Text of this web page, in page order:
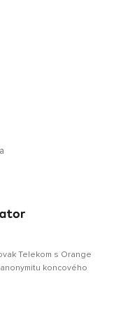
Telekom s Orange
koncového